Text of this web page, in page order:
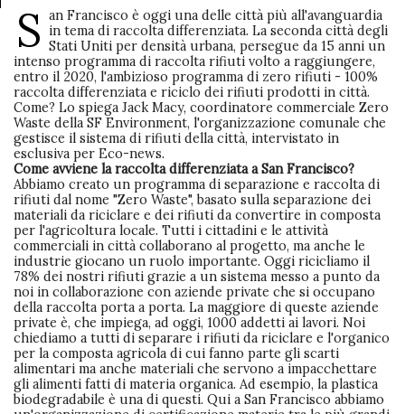
S an Francisco è oggi una delle città più all'avanguardia
in tema di raccolta differenziata. La seconda città degli
Stati Uniti per densità urbana, persegue da 15 anni un
intenso programma di raccolta rifiuti volto a raggiungere,
entro il 2020, l'ambizioso programma di zero rifiuti - 100%
raccolta differenziata e riciclo dei rifiuti prodotti in città.
Come? Lo spiega Jack Macy, coordinatore commerciale Zero
Waste della SF Environment, l'organizzazione comunale che
gestisce il sistema di rifiuti della città, intervistato in
esclusiva per Eco-news.
Come avviene la raccolta differenziata a San Francisco?
Abbiamo creato un programma di separazione e raccolta di
rifiuti dal nome "Zero Waste", basato sulla separazione dei
materiali da riciclare e dei rifiuti da convertire in composta
per l'agricoltura locale. Tutti i cittadini e le attività
commerciali in città collaborano al progetto, ma anche le
industrie giocano un ruolo importante. Oggi ricicliamo il
78% dei nostri rifiuti grazie a un sistema messo a punto da
noi in collaborazione con aziende private che si occupano
della raccolta porta a porta. La maggiore di queste aziende
private è, che impiega, ad oggi, 1000 addetti ai lavori. Noi
chiediamo a tutti di separare i rifiuti da riciclare e l'organico
per la composta agricola di cui fanno parte gli scarti
alimentari ma anche materiali che servono a impacchettare
gli alimenti fatti di materia organica. Ad esempio, la plastica
biodegradabile è una di questi. Qui a San Francisco abbiamo